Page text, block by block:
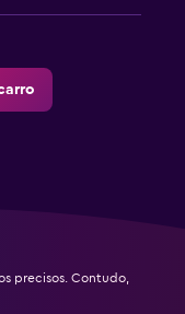
precisos. Contudo,